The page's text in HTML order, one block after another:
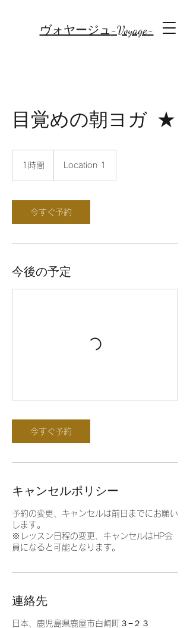
ヴォヤージュ -Voyage-
目覚めの朝ヨガ ★
1時間 Location 1
今すぐ予約
今後の予定
今すぐ予約
キャンセルポリシー
予約の変更、キャンセルは前日までにお願い
します。
※レッスン日程の変更、キャンセルはHP会
員になると可能となります。
連絡先
日本、鹿児島県鹿屋市白崎町３−２３